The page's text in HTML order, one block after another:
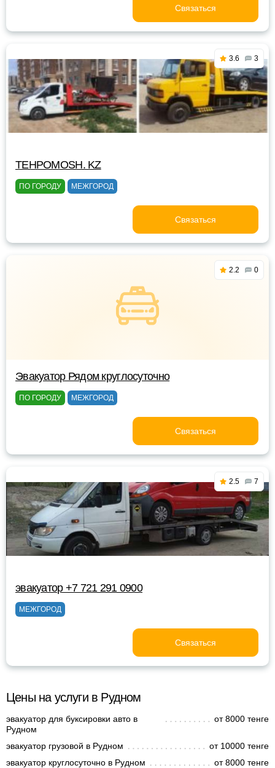
Связаться
3.6 3
TEHPOMOSH. KZ
ПО ГОРОДУ МЕЖГОРОД
Связаться
2.2 0
Эвакуатор Рядом круглосуточно
ПО ГОРОДУ МЕЖГОРОД
Связаться
2.5 7
эвакуатор +7 721 291 0900
МЕЖГОРОД
Связаться
Цены на услуги в Рудном
эвакуатор для буксировки авто в
Рудном
от 8000 тенге
эвакуатор грузовой в Рудном
от 10000 тенге
эвакуатор круглосуточно в Рудном
от 8000 тенге